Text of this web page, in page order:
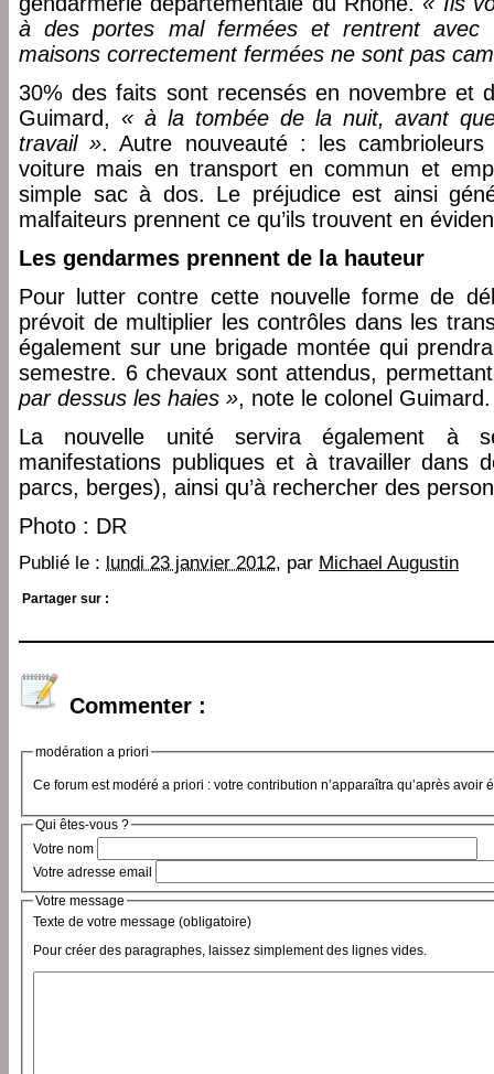
à des portes mal fermées et rentrent avec
maisons correctement fermées ne sont pas
30% des faits sont recensés en novembre et
Guimard, « à la tombée de la nuit, avant
travail ». Autre nouveauté : les
voiture mais en transport en commun et
simple sac à dos. Le préjudice est ainsi
malfaiteurs prennent ce qu’ils trouvent en
Les gendarmes prennent de la hauteur
Pour lutter contre cette nouvelle forme de
prévoit de multiplier les contrôles dans les
également sur une brigade montée qui
semestre. 6 chevaux sont attendus,
par dessus les haies », note le colonel Guimard.
La nouvelle unité servira également à
manifestations publiques et à travailler dans
parcs, berges), ainsi qu’à rechercher des
Photo : DR
Publié le : lundi 23 janvier 2012, par Michael Augustin
Partager sur :
Commenter :
modération a priori
Ce forum est modéré a priori : votre contribution n’apparaîtra qu’après avoir
Qui êtes-vous ?
Votre nom
Votre adresse email
Votre message
Texte de votre message (obligatoire)
Pour créer des paragraphes, laissez simplement des lignes vides.